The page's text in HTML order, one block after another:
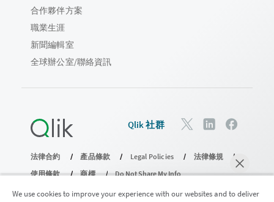
合作夥伴方案
職業生涯
新聞編輯室
全球辦公室/聯絡資訊
Qlik 社群
法律合約 產品條款 Legal Policies
法律條規
使用條款
商標
Do Not Share My Info
© 1993-2026 QlikTech International AB。保留所有權利。
We use cookies to improve your experience with our websites and to deliver